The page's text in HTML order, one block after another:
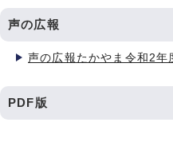
声の広報
声の広報たかやま令和2年
PDF版